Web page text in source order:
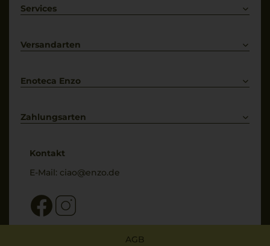
Weißwein
Services
Kontakt
Versandarten
Enoteca Enzo
Bewertungs-Richtlinien
Zahlungsarten
Kontakt
E-Mail: ciao@enzo.de
AGB